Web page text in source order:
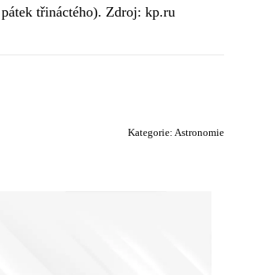
třináctého). Zdroj: kp.ru
Kategorie: Astronomie